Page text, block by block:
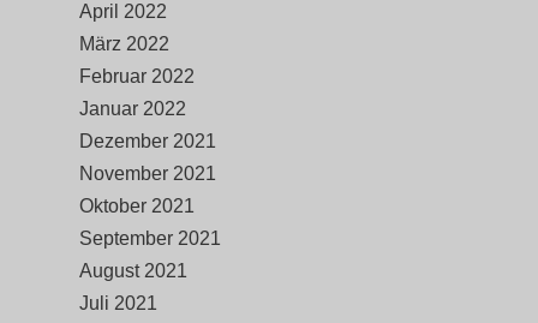
April 2022
März 2022
Februar 2022
Januar 2022
Dezember 2021
November 2021
Oktober 2021
September 2021
August 2021
Juli 2021